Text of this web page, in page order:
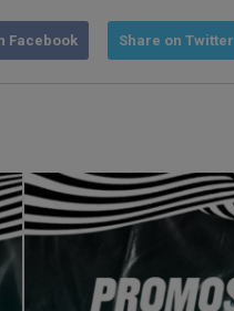
Facebook Share on Twitter